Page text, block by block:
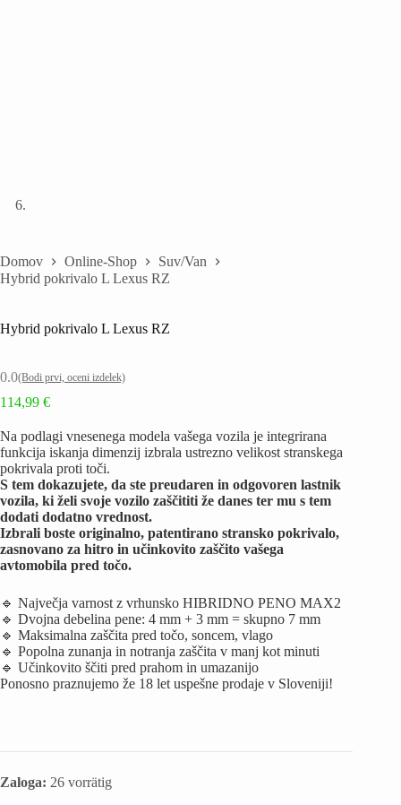
Domov Online-Shop
Suv/Van
Hybrid pokrivalo L Lexus RZ
Hybrid pokrivalo L Lexus RZ
0.0(Bodi prvi, oceni izdelek)
114,99 €
Na podlagi vnesenega modela vašega vozila je integrirana
funkcija iskanja dimenzij izbrala ustrezno velikost stranskega
pokrivala proti toči.
S tem dokazujete, da ste preudaren in odgovoren lastnik
vozila, ki želi svoje vozilo zaščititi že danes ter mu s tem
dodati dodatno vrednost.
Izbrali boste originalno, patentirano stransko pokrivalo,
zasnovano za hitro in učinkovito zaščito vašega
avtomobila pred točo.
🔹 Največja varnost z vrhunsko HIBRIDNO PENO MAX2
🔹 Dvojna debelina pene: 4 mm + 3 mm = skupno 7 mm
🔹 Maksimalna zaščita pred točo, soncem, vlago
🔹 Popolna zunanja in notranja zaščita v manj kot minuti
🔹 Učinkovito ščiti pred prahom in umazanijo
Ponosno praznujemo že 18 let uspešne prodaje v Sloveniji!
Zaloga: 26 vorrätig